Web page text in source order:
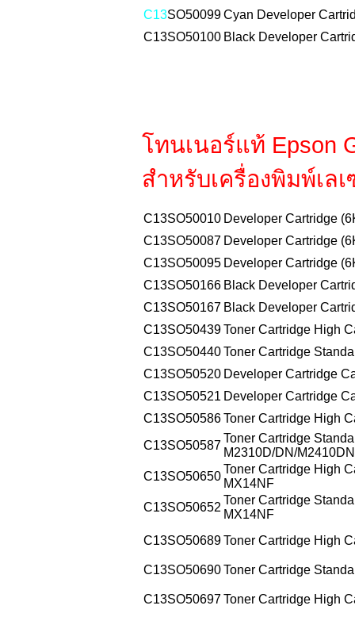
C13SO50099Cyan Developer
C13SO50100 Black Developer
โทนเนอร์แท้ Epson
สำหรับเครื่องพิมพ์เล
C13SO50010 Developer Cartridge
C13SO50087 Developer Cartridge
C13SO50095 Developer Cartridge
C13SO50166 Black Developer
C13SO50167 Black Developer
C13SO50439Toner Cartridge High
C13SO50440Toner Cartridge
C13SO50520 Developer Cartridge
C13SO50521 Developer Cartridge
C13SO50586Toner Cartridge High
C13SO50587
Toner Cartridge
M2310D/DN/M2410DN
C13SO50650
Toner Cartridge High
MX14NF
C13SO50652
Toner Cartridge
MX14NF
C13SO50689Toner Cartridge High
C13SO50690Toner Cartridge
C13SO50697Toner Cartridge High